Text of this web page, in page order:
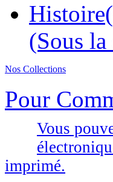
(Sous
Nos Collections
Pour
Vous
imprimé.